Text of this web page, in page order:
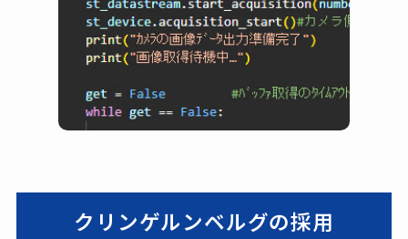
クリンゲルンベルグの採用